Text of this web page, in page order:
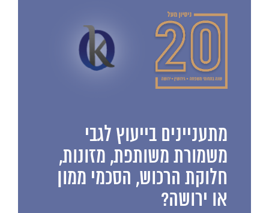
מתעניינים בייעוץ לגבי
משמורת משותפת, מזונות,
חלוקת הרכוש, הסכמי ממון
או ירושה?